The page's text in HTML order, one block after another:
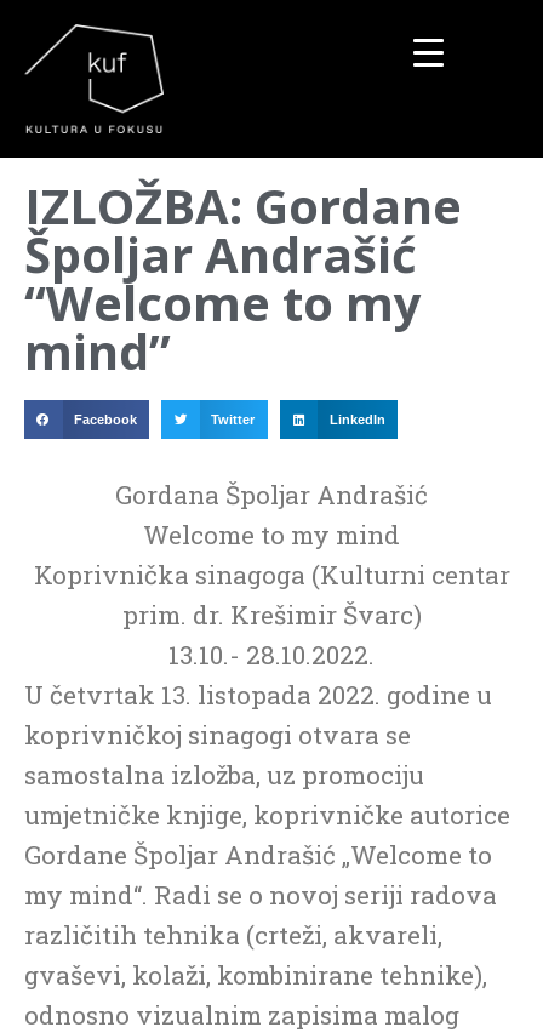
IZLOŽBA: Gordane
Špoljar Andrašić
“Welcome to my
mind”
Facebook Twitter LinkedIn
Gordana Špoljar Andrašić
Welcome to my mind
Koprivnička sinagoga (Kulturni centar
prim. dr. Krešimir Švarc)
13.10.- 28.10.2022.
U četvrtak 13. listopada 2022. godine u
koprivničkoj sinagogi otvara se
samostalna izložba, uz promociju
umjetničke knjige, koprivničke autorice
Gordane Špoljar Andrašić „Welcome to
my mind“. Radi se o novoj seriji radova
različitih tehnika (crteži, akvareli,
gvaševi, kolaži, kombinirane tehnike),
odnosno vizualnim zapisima malog
▼
▼